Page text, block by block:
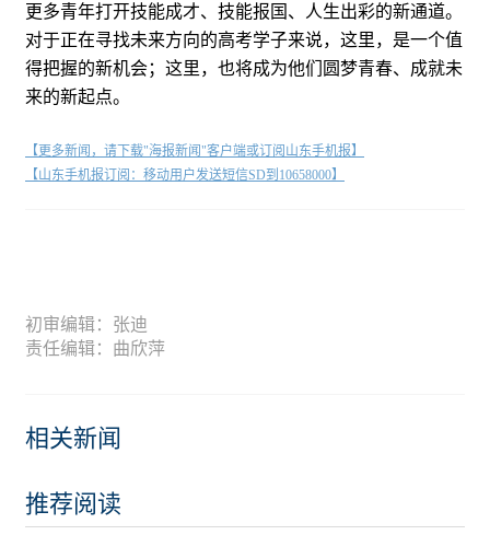
更多青年打开技能成才、技能报国、人生出彩的新通道。
对于正在寻找未来方向的高考学子来说，这里，是一个值
得把握的新机会；这里，也将成为他们圆梦青春、成就未
来的新起点。
【更多新闻，请下载"海报新闻"客户端或订阅山东手机报】
【山东手机报订阅：移动用户发送短信SD到10658000】
初审编辑：张迪
责任编辑：曲欣萍
相关新闻
推荐阅读